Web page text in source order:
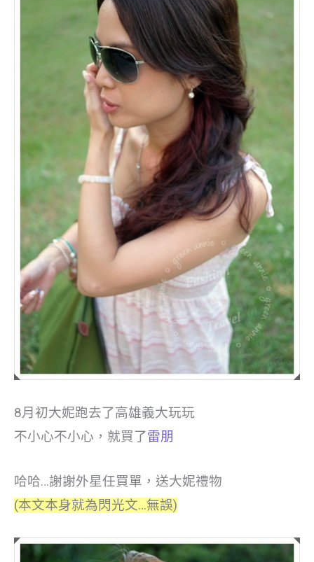
8月初大妮跑去了高雄義大玩玩
不小心不小心，就買了雷朋
哈哈…謝謝外星任買單，送大妮禮物
(本文本身就為閃光文…無誤)